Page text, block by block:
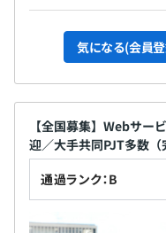
気になる(会員
【全国募集】Webサー
迎／大手共同PJT多数（
通過ランク：B